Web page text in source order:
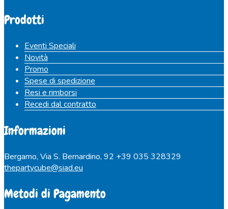
Prodotti
Eventi Speciali
Novità
Promo
Spese di spedizione
Resi e rimborsi
Recedi dal contratto
Informazioni
Bergamo, Via S. Bernardino, 92 +39 035 328329
thepartycube@siad.eu
Metodi di Pagamento